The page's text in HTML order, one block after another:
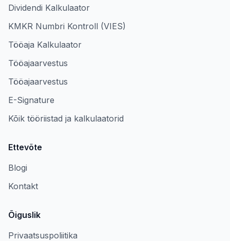
Dividendi Kalkulaator
KMKR Numbri Kontroll (VIES)
Tööaja Kalkulaator
Tööajaarvestus
Tööajaarvestus
E-Signature
Kõik tööriistad ja kalkulaatorid
Ettevõte
Blogi
Kontakt
Õiguslik
Privaatsuspoliitika